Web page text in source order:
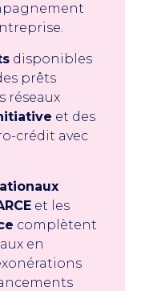
disponibles
prêts
réseaux
et des
crédit avec
et les
complètent
en